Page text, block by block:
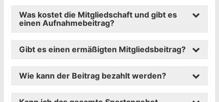
Was kostet die Mitgliedschaft und gibt es
einen Aufnahmebeitrag?
Gibt es einen ermäßigten Mitgliedsbeitrag?
Wie kann der Beitrag bezahlt werden?